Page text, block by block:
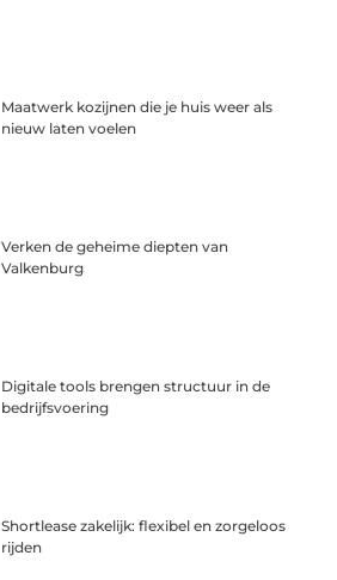
Maatwerk kozijnen die je huis weer als
nieuw laten voelen
Verken de geheime diepten van
Valkenburg
Digitale tools brengen structuur in de
bedrijfsvoering
Shortlease zakelijk: flexibel en zorgeloos
rijden